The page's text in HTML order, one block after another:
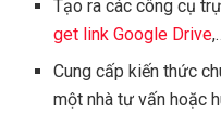
Tạo ra các công cụ
get link Google Drive
Cung cấp kiến ​​thức
một nhà tư vấn hoặc